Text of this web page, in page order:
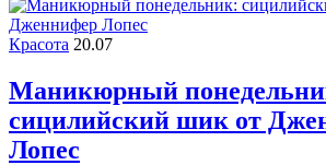
Красота 20.07
Маникюрный
сицилийский шик от
Лопес